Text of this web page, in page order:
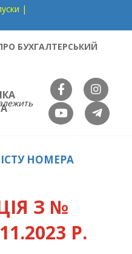
|
БУХГАЛТЕРСЬКИЙ
НОМЕРА
З №
Р.